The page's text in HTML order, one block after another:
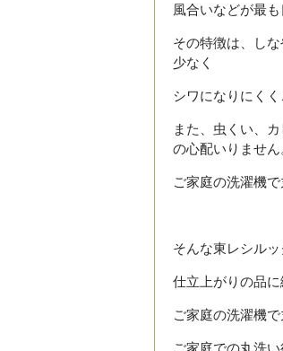
風合いなどが最も
その特徴は、し
少なく
シワになりにくく
また、虫くい、
の心配いりません
ご家庭の洗濯機
そんな東レシル
仕立上がりの品
ご家庭の洗濯機
ご家庭での丸洗